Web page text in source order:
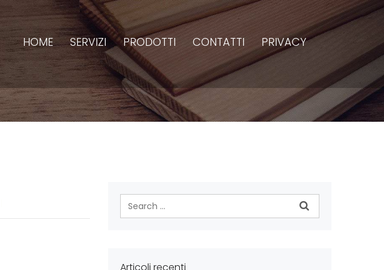
HOME SERVIZI PRODOTTI CONTATTI PRIVACY